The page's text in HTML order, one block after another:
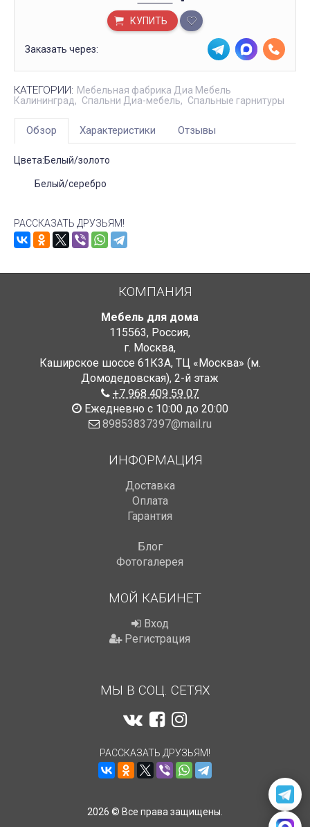
КУПИТЬ
Заказать через:
КАТЕГОРИИ: Мебельная фабрика Диа Мебель
Калининград
Спальни Диа-мебель Спальные гарнитуры
Обзор Характеристики Отзывы
Цвета:Белый/золото
Белый/серебро
РАССКАЗАТЬ ДРУЗЬЯМ!
КОМПАНИЯ
Мебель для дома
115563, Россия,
г. Москва,
Каширское шоссе 61К3А, ТЦ «Москва» (м.
Домодедовская), 2-й этаж
+7 968 409 59 07
Ежедневно с 10:00 до 20:00
89853837397@mail.ru
ИНФОРМАЦИЯ
Доставка
Оплата
Гарантия
Блог
Фотогалерея
МОЙ КАБИНЕТ
Вход
Регистрация
МЫ В СОЦ. СЕТЯХ
РАССКАЗАТЬ ДРУЗЬЯМ!
2026 © Все права защищены.